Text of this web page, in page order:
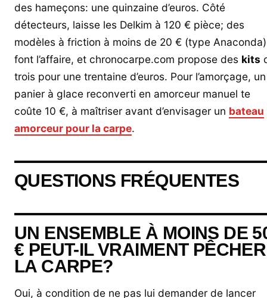
des hameçons: une quinzaine d’euros. Côté
détecteurs, laisse les Delkim à 120 € pièce; des
modèles à friction à moins de 20 € (type Anaconda)
font l’affaire, et chronocarpe.com propose des kits
trois pour une trentaine d’euros. Pour l’amorçage, un
panier à glace reconverti en amorceur manuel te
coûte 10 €, à maîtriser avant d’envisager un bateau
amorceur pour la carpe.
QUESTIONS FRÉQUENTES
UN ENSEMBLE À MOINS DE
€ PEUT-IL VRAIMENT PÊCHER
LA CARPE?
Oui, à condition de ne pas lui demander de lancer